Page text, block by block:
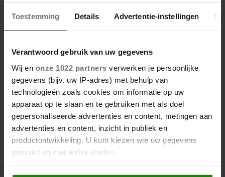
Toestemming Details Advertentie-instellingen
Verantwoord gebruik van uw gegevens
Wij en onze 1022 partners verwerken je persoonlijke
gegevens (bijv. uw IP-adres) met behulp van
technologieën zoals cookies om informatie op uw
apparaat op te slaan en te gebruiken met als doel
gepersonaliseerde advertenties en content, metingen aan
advertenties en content, inzicht in publiek en
productontwikkeling. U kunt kiezen wie uw gegevens
gebruikt en met welke doelen.
egelvriendelijke tuin in 5
eenvoudige stappen